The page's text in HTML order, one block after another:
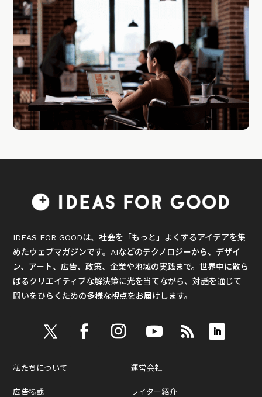
IDEAS FOR GOODは、社会を「もっと」よくするアイデアを集
めたウェブマガジンです。AIなどのテクノロジーから、デザイ
ン、アート、広告、政策、企業や地域の実践まで。世界中に散ら
ばるクリエイティブな解決策に光を当てながら、対話を通じて
問いをひらくための多様な視点をお届けします。
私たちについて
広告掲載
運営会社
ライター紹介